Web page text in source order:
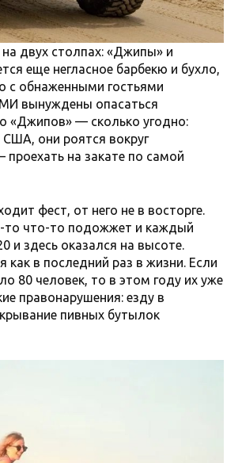
двух столпах: «Джипы» и
еще негласное барбекю и бухло,
с обнаженными гостьями
вынуждены опасаться
«Джипов» — сколько угодно:
они роятся вокруг
на закате по самой
фест, от него не в восторге.
то что-то подожжет и каждый
и здесь оказался на высоте.
в последний раз в жизни. Если
80 человек, то в этом году их уже
правонарушения: езду в
пивных бутылок